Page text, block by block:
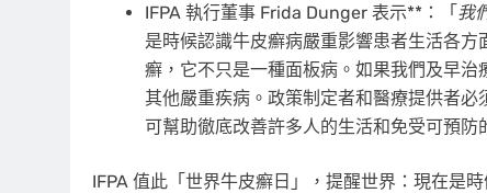
IFPA 執行董事 Frida Dunger 表示**：「 我
是時候認識牛皮癬病嚴重影響患者生活各
癬，它不只是一種面板病。如果我們及早
其他嚴重疾病。政策制定者和醫療提供者必
可幫助徹底改善許多人的生活和免受可預
IFPA 值此「世界牛皮癬日」，提醒世界：現在是